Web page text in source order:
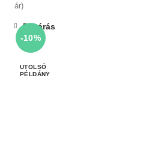
ár)
-10%
Bezárás